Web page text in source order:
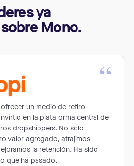
ya
Mono.
“
un medio de retiro
en la plataforma central de
dropshippers. No solo
valor agregado, atrajimos
la retención. Ha sido
que ha pasado.